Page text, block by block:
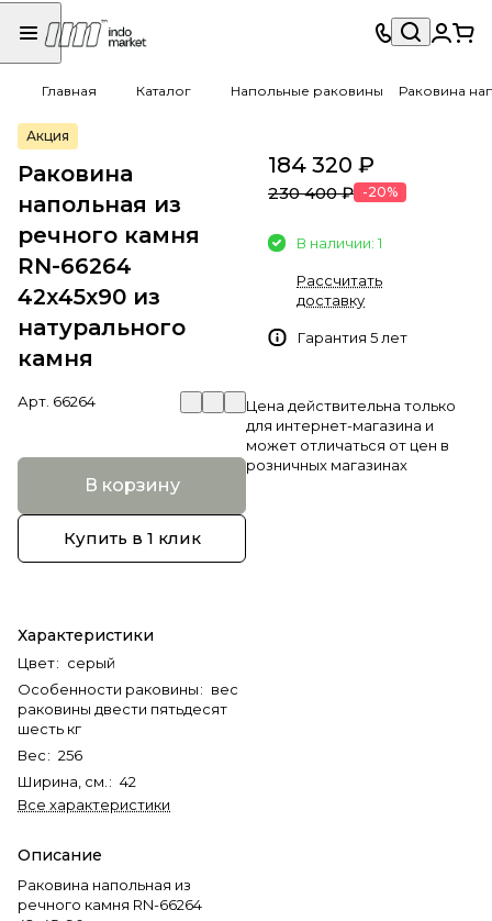
Главная Каталог Напольные раковины Раковина
Акция
Раковина
напольная из
речного камня
RN-66264
42х45х90 из
натурального
камня
Арт. 66264
В корзину
Купить в 1 клик
Характеристики
Цвет: серый
Особенности раковины: вес
раковины двести пятьдесят
шесть кг
Вес: 256
Ширина, см. : 42
Все характеристики
Описание
Раковина напольная из
речного камня RN-66264
184 320 ₽
230 400 ₽ -20%
В наличии: 1
Рассчитать
доставку
Гарантия 5 лет
Цена действительна только
для интернет-магазина и
может отличаться от цен в
розничных магазинах